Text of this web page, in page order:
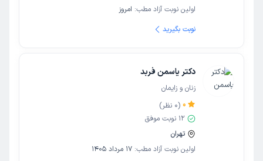
اولین نوبت آزاد مطب: امروز
نوبت بگیرید
دکتر یاسمن فربد
زنان و زایمان
0
(
0 نظر)
12 نوبت موفق
تهران
اولین نوبت آزاد مطب: 17 مرداد 1405